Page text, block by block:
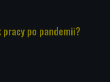
pracy po pandemii?